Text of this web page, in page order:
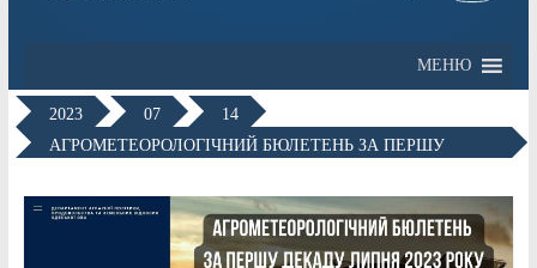
МЕНЮ
2023 07
14
АГРОМЕТЕОРОЛОГІЧНИЙ БЮЛЕТЕНЬ ЗА ПЕРШУ